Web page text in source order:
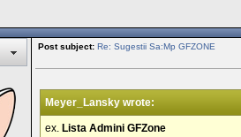
Post subject: Re: Sugestii Sa:Mp GFZONE
Meyer_Lansky wrote:
ex. Lista Admini GFZone